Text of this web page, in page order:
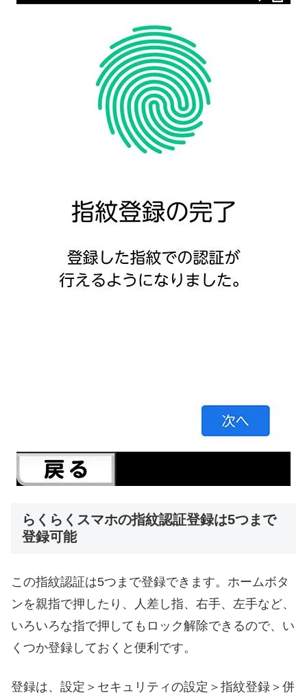
らくらくスマホの指紋認証登録は5つまで
登録可能
この指紋認証は5つまで登録できます。ホームボタ
ンを親指で押したり、人差し指、右手、左手など、
いろいろな指で押してもロック解除できるので、い
くつか登録しておくと便利です。
登録は、設定＞セキュリティの設定＞指紋登録＞併